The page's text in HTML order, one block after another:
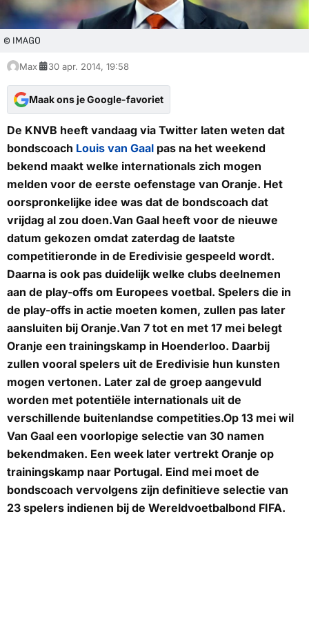
© IMAGO
Max 30 apr. 2014, 19:58
Maak ons je Google-favoriet
De KNVB heeft vandaag via Twitter laten weten dat
bondscoach Louis van Gaal pas na het weekend
bekend maakt welke internationals zich mogen
melden voor de eerste oefenstage van Oranje. Het
oorspronkelijke idee was dat de bondscoach dat
vrijdag al zou doen.Van Gaal heeft voor de nieuwe
datum gekozen omdat zaterdag de laatste
competitieronde in de Eredivisie gespeeld wordt.
Daarna is ook pas duidelijk welke clubs deelnemen
aan de play-offs om Europees voetbal. Spelers die in
de play-offs in actie moeten komen, zullen pas later
aansluiten bij Oranje.Van 7 tot en met 17 mei belegt
Oranje een trainingskamp in Hoenderloo. Daarbij
zullen vooral spelers uit de Eredivisie hun kunsten
mogen vertonen. Later zal de groep aangevuld
worden met potentiële internationals uit de
verschillende buitenlandse competities.Op 13 mei wil
Van Gaal een voorlopige selectie van 30 namen
bekendmaken. Een week later vertrekt Oranje op
trainingskamp naar Portugal. Eind mei moet de
bondscoach vervolgens zijn definitieve selectie van
23 spelers indienen bij de Wereldvoetbalbond FIFA.